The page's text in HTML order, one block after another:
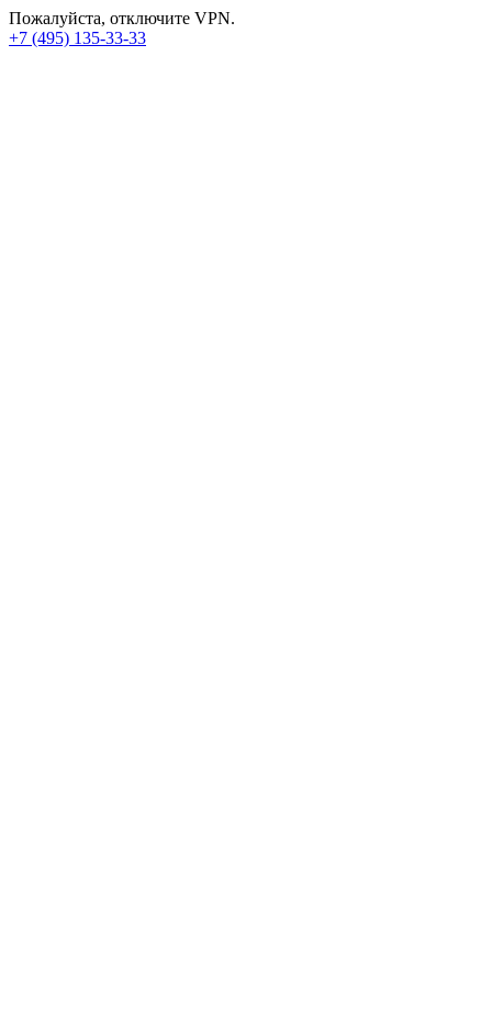
Пожалуйста, отключите VPN.
+7 (495) 135-33-33